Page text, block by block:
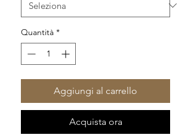
Quantità *
Aggiungi al carrello
Acquista ora